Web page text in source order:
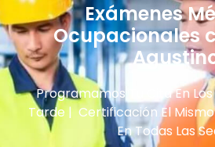
Exámenes
Ocupacionales
Programamos Tu Cita En
Tarde | Certificación El
En Todas Las